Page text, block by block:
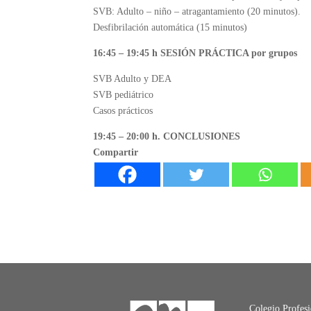
SVB: Adulto – niño – atragantamiento (20 minutos).
Desfibrilación automática (15 minutos)
16:45 – 19:45 h SESIÓN PRÁCTICA por grupos
SVB Adulto y DEA
SVB pediátrico
Casos prácticos
19:45 – 20:00 h. CONCLUSIONES
Compartir
Colegio